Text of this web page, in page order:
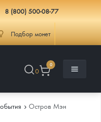
8 (800) 500-08-77
Подбор монет
0
0
Остров Мэн